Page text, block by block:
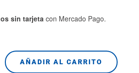
sin tarjetacon Mercado Pago.
AÑADIR AL CARRITO